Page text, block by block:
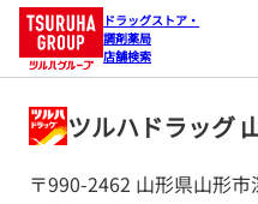
ドラッグストア・
調剤薬局
店舗検索
ツルハドラッグ
〒990-2462 山形県山形